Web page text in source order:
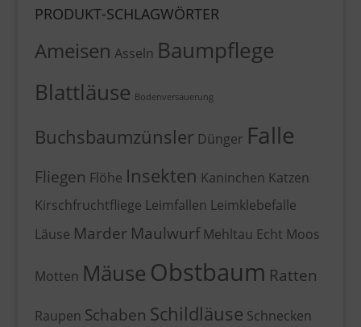
PRODUKT-SCHLAGWÖRTER
Ameisen Asseln Baumpflege
Blattläuse Bodenversauerung
Buchsbaumzünsler Dünger Falle
Fliegen Flöhe Insekten Kaninchen Katzen
Kirschfruchtfliege Leimfallen Leimklebefalle
Läuse Marder Maulwurf Mehltau Echt Moos
Motten Mäuse Obstbaum Ratten
Raupen Schaben Schildläuse Schnecken